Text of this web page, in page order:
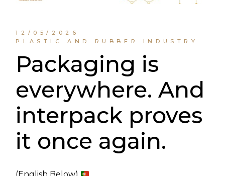
12/05/2026
PLASTIC AND RUBBER INDUSTRY
Packaging is
everywhere. And
interpack proves
it once again.